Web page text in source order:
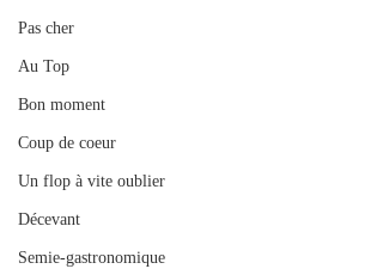
Pas cher
Au Top
Bon moment
Coup de coeur
Un flop à vite oublier
Décevant
Semie-gastronomique